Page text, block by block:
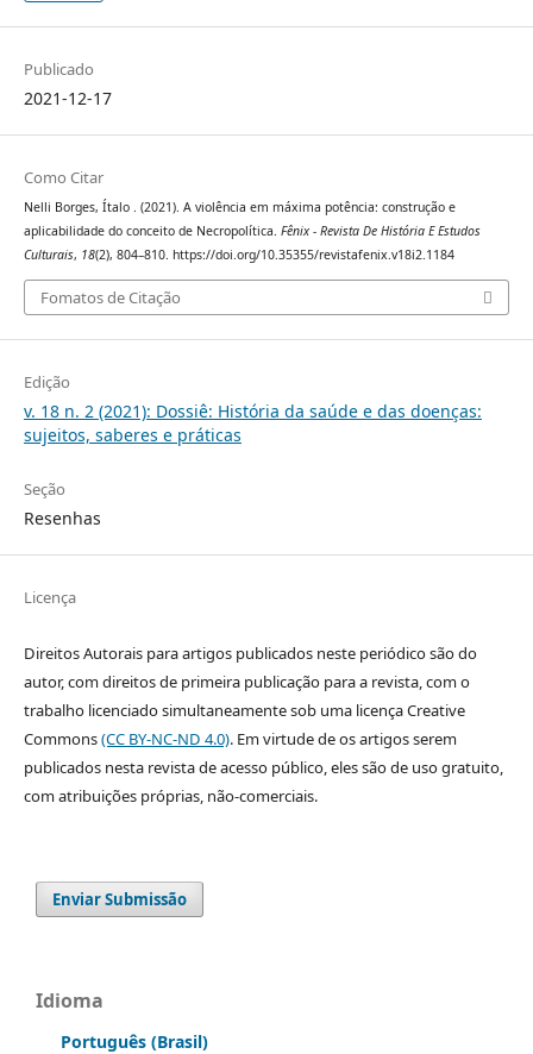
Publicado
2021-12-17
Como Citar
Nelli Borges, Ítalo . (2021). A violência em máxima potência: construção e
aplicabilidade do conceito de Necropolítica. Fênix - Revista De História E Estudos
Culturais, 18(2), 804–810. https://doi.org/10.35355/revistafenix.v18i2.1184
Fomatos de Citação
Edição
v. 18 n. 2 (2021): Dossiê: História da saúde e das doenças:
sujeitos, saberes e práticas
Seção
Resenhas
Licença
Direitos Autorais para artigos publicados neste periódico são do
autor, com direitos de primeira publicação para a revista, com o
trabalho licenciado simultaneamente sob uma licença Creative
Commons(CC BY-NC-ND 4.0). Em virtude de os artigos serem
publicados nesta revista de acesso público, eles são de uso gratuito,
com atribuições próprias, não-comerciais.
Enviar Submissão
Idioma
Português (Brasil)